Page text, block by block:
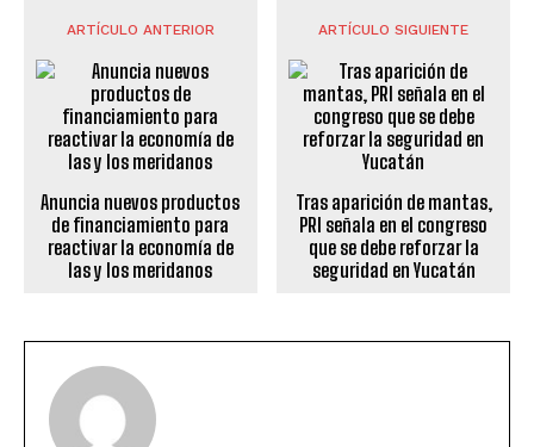
ARTÍCULO ANTERIOR
Anuncia nuevos productos
de financiamiento para
reactivar la economía de
las y los meridanos
ARTÍCULO SIGUIENTE
Tras aparición de mantas,
PRI señala en el congreso
que se debe reforzar la
seguridad en Yucatán